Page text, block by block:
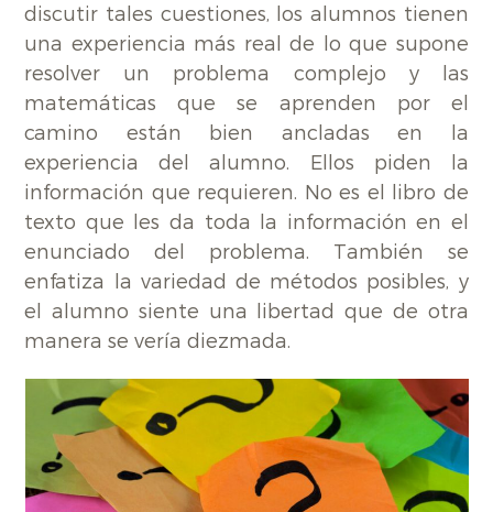
discutir tales cuestiones, los alumnos tienen
una experiencia más real de lo que supone
resolver un problema complejo y las
matemáticas que se aprenden por el
camino están bien ancladas en la
experiencia del alumno. Ellos piden la
información que requieren. No es el libro de
texto que les da toda la información en el
enunciado del problema. También se
enfatiza la variedad de métodos posibles, y
el alumno siente una libertad que de otra
manera se vería diezmada.